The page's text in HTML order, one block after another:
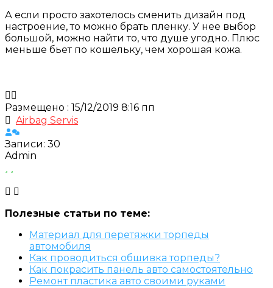
А если просто захотелось сменить дизайн под
настроение, то можно брать пленку. У нее выбор
большой, можно найти то, что душе угодно. Плюс
меньше бьет по кошельку, чем хорошая кожа.
Размещено : 15/12/2019 8:16 пп
Airbag Servis
Записи: 30
Admin
Полезные статьи по теме:
Материал для перетяжки торпеды
автомобиля
Как проводиться обшивка торпеды?
Как покрасить панель авто самостоятельно
Ремонт пластика авто своими руками